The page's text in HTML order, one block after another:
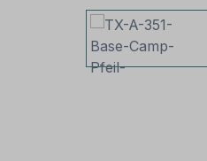
Bildergalerie überspringen